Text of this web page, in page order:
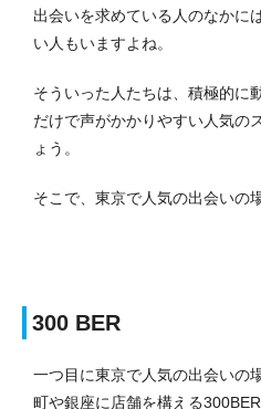
出会いを求めている人のなかに
い人もいますよね。
そういった人たちは、積極的に
だけで声がかかりやすい人気の
ょう。
そこで、東京で人気の出会いの
300 BER
一つ目に東京で人気の出会いの
町や銀座に店舗を構える300BER